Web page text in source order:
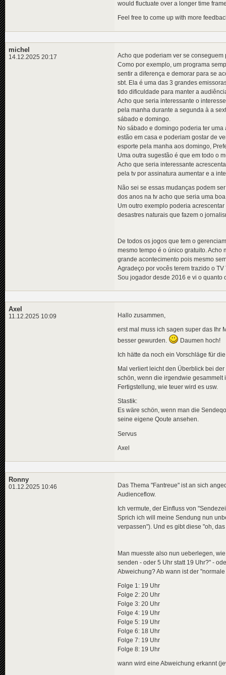
would fluctuate over a longer time
Feel free to come up with more
michel
14.12.2025 20:17
Acho que poderiam ver se
Como por exemplo, um programa
sentir a diferença e demorar para se
sbt. Ela é uma das 3 grandes
tido dificuldade para manter a
Acho que seria interessante o
pela manha durante a segunda à a
sábado e domingo.
No sábado e domingo poderia ter
estão em casa e poderiam gostar de
esporte pela manha aos domingo,
Uma outra sugestão é que em todo o
Acho que seria interessante
pela tv por assinatura aumentar e a
Não sei se essas mudanças podem
dos anos na tv acho que seria uma
Um outro exemplo poderia
desastres naturais que fazem o
De todos os jogos que tem o
mesmo tempo é o único gratuito. Acho
grande acontecimento pois mesmo
Agradeço por vocês terem trazido o TV
Sou jogador desde 2016 e vi o quanto
Axel
11.12.2025 10:09 Hallo zusammen,
erst mal muss ich sagen super das Ihr
besser gewurden.
Daumen hoch!
Ich hätte da noch ein Vorschläge für
Mal verliert leicht den Überblick bei
schön, wenn die irgendwie gesammelt
Fertigstellung, wie teuer wird es usw.
Stastik:
Es wäre schön, wenn man die
seine eigene Qoute ansehen.
Servus
Axel
Ronny
01.12.2025 10:46
Das Thema "Fantreue" ist an sich
Audienceflow.
Ich vermute, der Einfluss von
Sprich ich will meine Sendung nun
verpassen"). Und es gibt diese "oh,
Man muesste also nun ueberlegen,
senden - oder 5 Uhr statt 19 Uhr?" -
Abweichung? Ab wann ist der
Folge 1: 19 Uhr
Folge 2: 20 Uhr
Folge 3: 20 Uhr
Folge 4: 19 Uhr
Folge 5: 19 Uhr
Folge 6: 18 Uhr
Folge 7: 19 Uhr
Folge 8: 19 Uhr
wann wird eine Abweichung erkannt